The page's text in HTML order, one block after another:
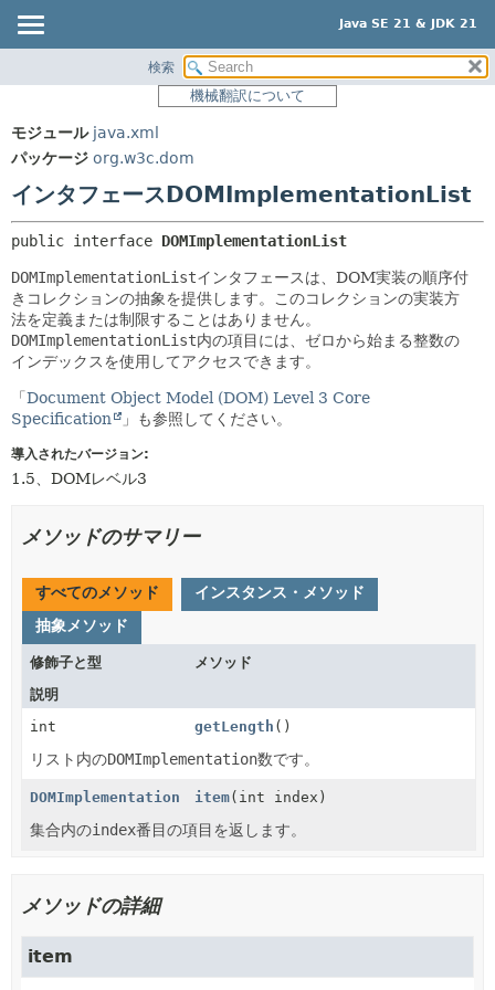
Java SE 21 & JDK 21
パッケージ
使用
ツリー
プレビュー
新規
非推奨
ヘルプ
サマリー:
ネスト済
メソッド
詳細:
フィールド
コンストラクタ
メソッド
検索
機械翻訳について
モジュール java.xml
パッケージ org.w3c.dom
インタフェースDOMImplementationList
public interface DOMImplementationList
DOMImplementationListインタフェースは、DOM実装の順序付
きコレクションの抽象を提供します。このコレクションの実装方
法を定義または制限することはありません。
DOMImplementationList内の項目には、ゼロから始まる整数の
インデックスを使用してアクセスできます。
「Document Object Model (DOM) Level 3 Core
Specification
」も参照してください。
導入されたバージョン:
1.5、DOMレベル3
メソッドのサマリー
すべてのメソッド
インスタンス・メソッド
抽象メソッド
修飾子と型
メソッド
説明
int
getLength ()
リスト内のDOMImplementation数です。
DOMImplementation item(int index)
集合内のindex番目の項目を返します。
メソッドの詳細
item